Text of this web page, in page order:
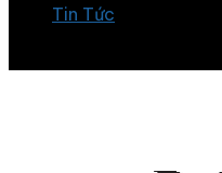
Tin Tức